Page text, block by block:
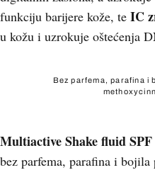
funkciju barijere kože, te IC
u kožu i uzrokuje oštećenja
Bez parfema, parafina i
Multiactive Shake fluid
bez parfema, parafina i